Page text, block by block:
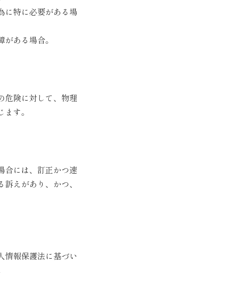
に特に必要がある場
ある場合。
危険に対して、物理
す。
合には、訂正かつ速
えがあり、かつ、
情報保護法に基づい